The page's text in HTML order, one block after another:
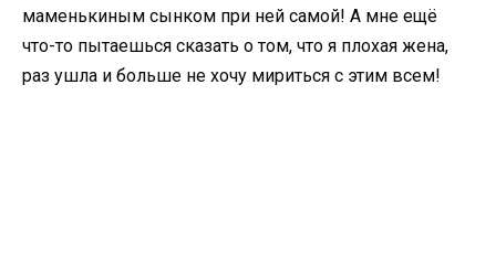
маменькиным сынком при ней самой! А мне ещё
что-то пытаешься сказать о том, что я плохая жена,
раз ушла и больше не хочу мириться с этим всем!